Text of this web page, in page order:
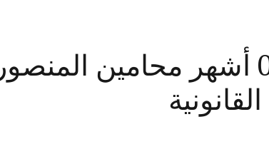
01009978555 أشهر